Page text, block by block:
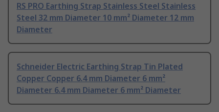
RS PRO Earthing Strap Stainless Steel Stainless
Steel 32 mm Diameter 10 mm² Diameter 12 mm
Diameter
Schneider Electric Earthing Strap Tin Plated
Copper Copper 6.4 mm Diameter 6 mm²
Diameter 6.4 mm Diameter 6 mm² Diameter